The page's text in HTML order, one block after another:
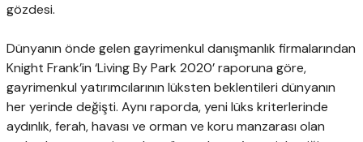
gözdesi.
Dünyanın önde gelen gayrimenkul danışmanlık firmalarından
Knight Frank’in ‘Living By Park 2020’ raporuna göre,
gayrimenkul yatırımcılarının lüksten beklentileri dünyanın
her yerinde değişti. Aynı raporda, yeni lüks kriterlerinde
aydınlık, ferah, havası ve orman ve koru manzarası olan